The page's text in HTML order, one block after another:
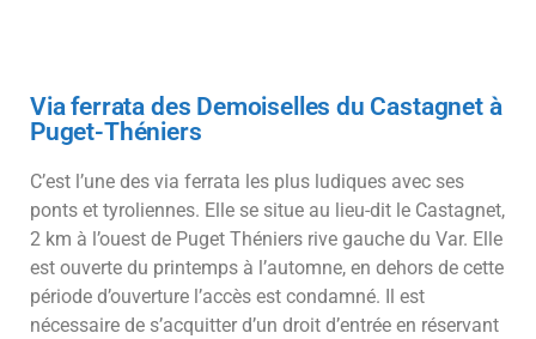
Via ferrata des Demoiselles du Castagnet à
Puget-Théniers
C’est l’une des via ferrata les plus ludiques avec ses
ponts et tyroliennes. Elle se situe au lieu-dit le Castagnet,
2 km à l’ouest de Puget Théniers rive gauche du Var. Elle
est ouverte du printemps à l’automne, en dehors de cette
période d’ouverture l’accès est condamné. Il est
nécessaire de s’acquitter d’un droit d’entrée en réservant